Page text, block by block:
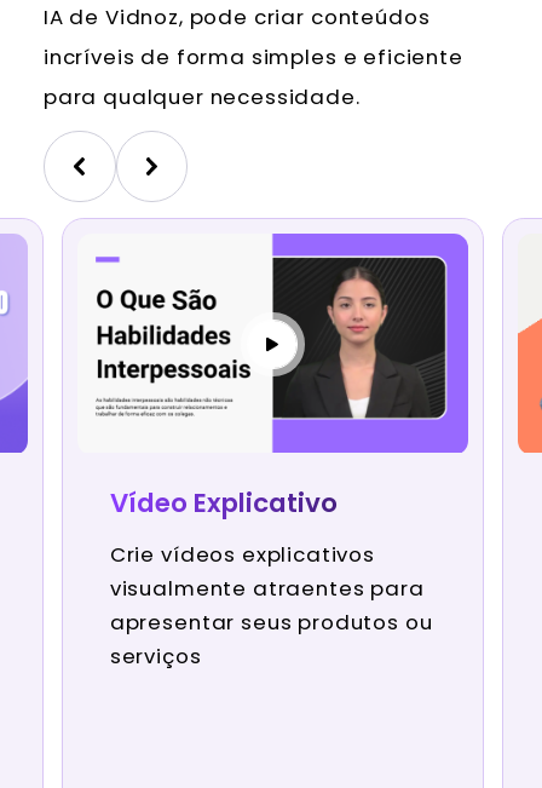
IA de Vidnoz, pode criar conteúdos
incríveis de forma simples e eficiente
para qualquer necessidade.
Vídeo Explicativo
Crie vídeos explicativos
visualmente atraentes para
apresentar seus produtos ou
serviços